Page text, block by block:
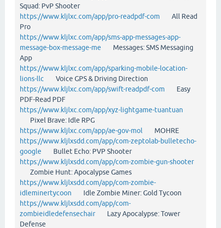
Squad: PvP Shooter
https://www.kljlxc.com/app/pro-readpdf-com All Read
Pro
https://www.kljlxc.com/app/sms-app-messages-app-
message-box-message-me Messages: SMS Messaging
App
https://www.kljlxc.com/app/sparking-mobile-location-
lions-llc Voice GPS & Driving Direction
https://www.kljlxc.com/app/swift-readpdf-com Easy
PDF-Read PDF
https://www.kljlxc.com/app/xyz-lightgame-tuantuan
Pixel Brave: Idle RPG
https://www.kljlxc.com/app/ae-gov-mol MOHRE
https://www.kljlxsdd.com/app/com-zeptolab-bulletecho-
google Bullet Echo: PVP Shooter
https://www.kljlxsdd.com/app/com-zombie-gun-shooter
Zombie Hunt: Apocalypse Games
https://www.kljlxsdd.com/app/com-zombie-
idleminertycoon Idle Zombie Miner: Gold Tycoon
https://www.kljlxsdd.com/app/com-
zombieidledefensechairLazy Apocalypse: Tower
Defense